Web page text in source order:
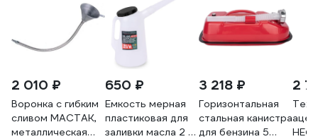
2 010 ₽
Воронка с гибким
сливом МАСТАК,
металлическая
650 ₽
Емкость мерная
пластиковая для
заливки масла 2 л
3 218 ₽
Горизонтальная
стальная канистра
для бензина 5
2